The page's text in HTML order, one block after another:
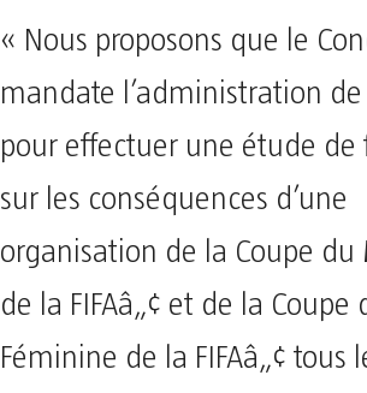
« Nous proposons que le
mandate l’administration de
pour effectuer une étude de
sur les conséquences d’une
organisation de la Coupe du
de la FIFAâ„¢ et de la Coupe
Féminine de la FIFAâ„¢ tous